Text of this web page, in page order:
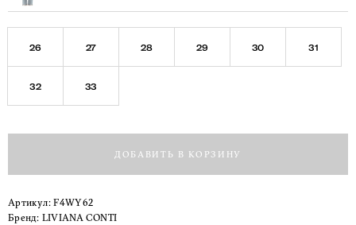
26 27 28 29 30 31
32 33
ДОБАВИТЬ В КОРЗИНУ
Артикул:F4WY62
Бренд:
LIVIANA CONTI